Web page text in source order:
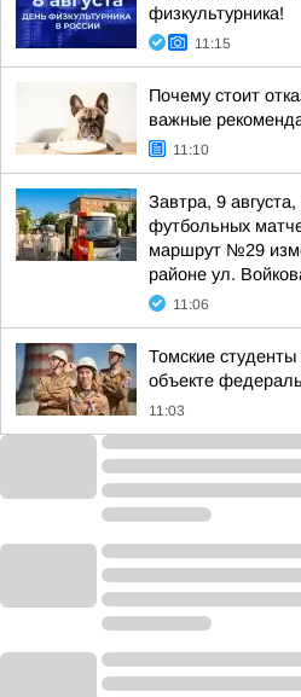
физкультурника!
11:15
Почему стоит
важные
11:10
Завтра, 9
футбольных
маршрут №29
районе ул.
11:06
Томские
объекте
11:03